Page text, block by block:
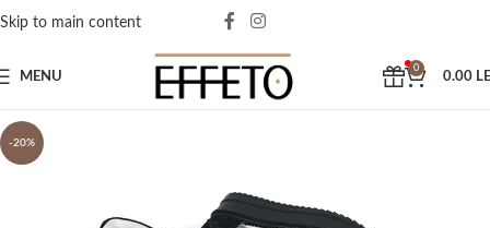
Skip to main content
MENU
0
0.00
-20%